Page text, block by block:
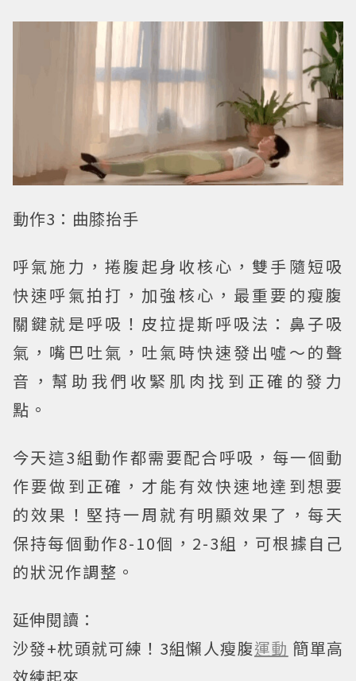
動作3：曲膝抬手
呼氣施力，捲腹起身收核心，雙手隨短吸
快速呼氣拍打，加強核心，最重要的瘦腹
關鍵就是呼吸！皮拉提斯呼吸法：鼻子吸
氣，嘴巴吐氣，吐氣時快速發出噓～的聲
音，幫助我們收緊肌肉找到正確的發力
點。
今天這3組動作都需要配合呼吸，每一個動
作要做到正確，才能有效快速地達到想要
的效果！堅持一周就有明顯效果了，每天
保持每個動作8-10個，2-3組，可根據自己
的狀況作調整。
延伸閱讀：
沙發+枕頭就可練！3組懶人瘦腹運動 簡單高